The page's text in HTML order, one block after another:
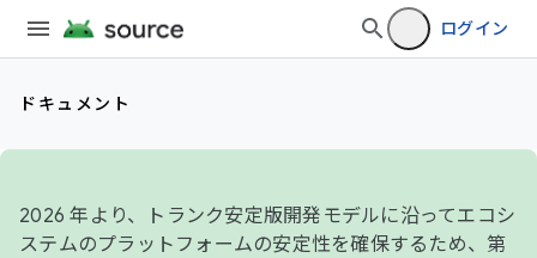
ログイン
ドキュメント
2026 年より、トランク安定版開発モデルに沿ってエコシ
ステムのプラットフォームの安定性を確保するため、第